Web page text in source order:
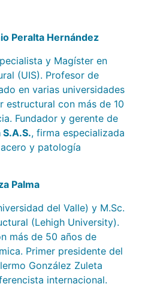
Peralta Hernández
y Magíster en
(UIS). Profesor de
en varias universidades
estructural con más de 10
Fundador y gerente de
, firma especializada
y patología
Palma
del Valle) y M.Sc.
(Lehigh University).
más de 50 años de
Primer presidente del
González Zuleta
internacional.